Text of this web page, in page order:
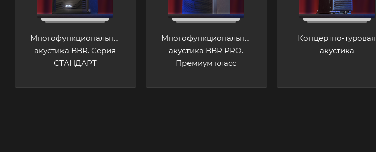
Многофункциональная
акустика BBR. Серия
СТАНДАРТ
Многофункциональная
акустика BBR PRO.
Премиум класс
Концертно-туровая
акустика